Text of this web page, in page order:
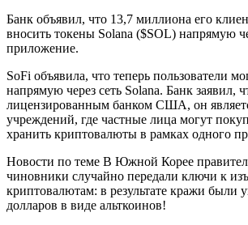
Банк объявил, что 13,7 миллиона его
вносить токены Solana ($SOL) напрямую
приложение.
SoFi объявила, что теперь пользователи
напрямую через сеть Solana. Банк заявил,
лицензированным банком США, он
учреждений, где частные лица могут
хранить криптовалюты в рамках одного
Новости по теме В Южной Корее
чиновники случайно передали ключи к
криптовалютам: в результате кражи были
долларов в виде альткоинов!